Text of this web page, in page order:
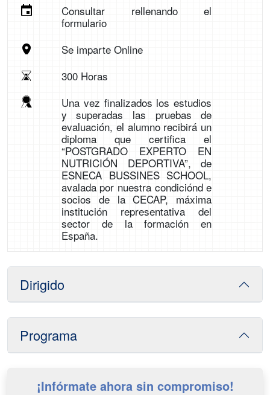
Consultar rellenando el
formulario
Se imparte Online
300 Horas
Una vez finalizados los estudios
y superadas las pruebas de
evaluación, el alumno recibirá un
diploma que certifica el
“POSTGRADO EXPERTO EN
NUTRICIÓN DEPORTIVA”, de
ESNECA BUSSINES SCHOOL,
avalada por nuestra condiciónd e
socios de la CECAP, máxima
institución representativa del
sector de la formación en
España.
Dirigido
Programa
¡Infórmate ahora sin compromiso!